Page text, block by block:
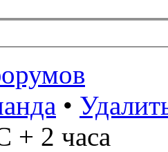
•
+ 2 часа